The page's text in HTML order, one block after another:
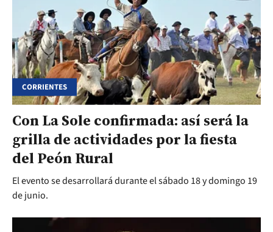
CORRIENTES
Con La Sole confirmada: así será la
grilla de actividades por la fiesta
del Peón Rural
El evento se desarrollará durante el sábado 18 y domingo 19
de junio.